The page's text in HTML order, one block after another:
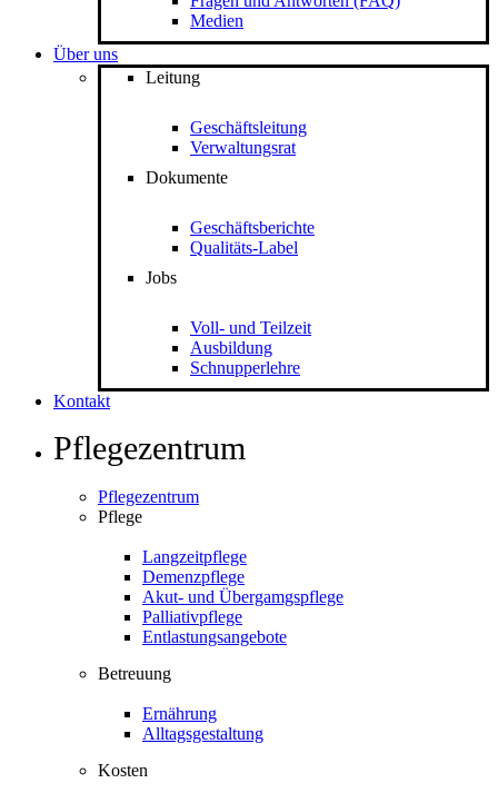
Medien
Über uns
Leitung
Geschäftsleitung
Verwaltungsrat
Dokumente
Geschäftsberichte
Qualitäts-Label
Jobs
Voll- und Teilzeit
Ausbildung
Schnupperlehre
Kontakt
Pflegezentrum
Pflegezentrum
Pflege
Langzeitpflege
Demenzpflege
Akut- und Übergamgspflege
Palliativpflege
Entlastungsangebote
Betreuung
Ernährung
Alltagsgestaltung
Kosten